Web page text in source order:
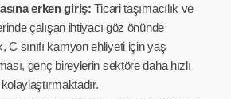
erken giriş: Ticari taşımacılık ve
çalışan ihtiyacı göz önünde
C sınıfı kamyon ehliyeti için yaş
genç bireylerin sektöre daha hızlı